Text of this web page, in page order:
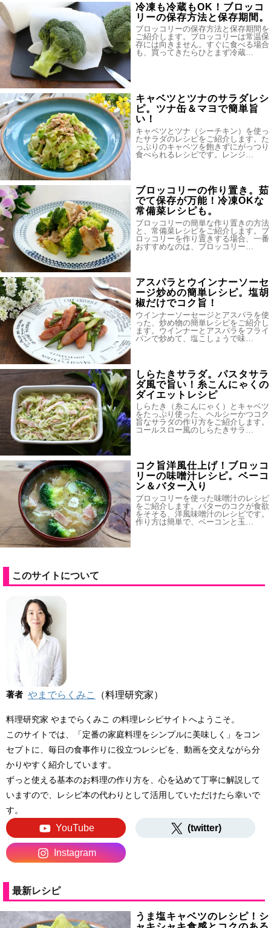
冷凍も冷蔵もOK！ブロッコ
リーの保存方法と保存期間。
ブロッコリーの保存方法と保存期間を
ご紹介します。ブロッコリーは常温保
存には向きません。すぐに食べる場合
も、買ってきたらひとまず冷蔵…
キャベツとツナのサラダレシ
ピ。ツナ缶＆マヨで簡単旨
い！
キャベツとツナ（シーチキン）を使っ
たサラダのレシピをご紹介します。た
っぷりのキャベツを飽きずにがっつり
食べられるレシピです。レンジ…
ブロッコリーの作り置き。茹
でて保存が万能！冷凍OKな
常備菜レシピも。
ブロッコリーの簡単な作り置きの方法
と、常備菜レシピをご紹介します。ブ
ロッコリーを作り置きする場合、一番
おすすめなのは、ブロッコリー…
アスパラとウインナーソーセ
ージ炒めの簡単レシピ。塩胡
椒だけでコク旨！
ウインナーソーセージとアスパラを使
った、炒め物の簡単レシピをご紹介し
ます。ウインナーとアスパラをフライ
パンで炒めて、塩こしょうで味…
しらたきサラダ。パスタサラ
ダ風で旨い！糸こんにゃくの
ダイエットレシピ
しらたき（糸こんにゃく）とキャベツ
をたっぷり使った、ヘルシーかつコク
旨なサラダの作り方をご紹介します。
コールスロー風のしらたきサラ…
コク旨洋風仕上げ！ブロッコ
リーの味噌汁レシピ。ベーコ
ン＆バター入り
ブロッコリーを使った味噌汁のレシピ
をご紹介します。バターのコクが食欲
をそそる、洋風味噌汁のレシピです。
作り方は簡単で、ベーコンと玉…
このサイトについて
著者 やまでらくみこ （料理研究家）
料理研究家 やまでらくみこ の料理レシピサイトへようこそ。
このサイトでは、「定番の家庭料理をシンプルに美味しく」をコン
セプトに、毎日の食事作りに役立つレシピを、動画を交えながら分
かりやすく紹介しています。
ずっと使える基本のお料理の作り方を、心を込めて丁寧に解説して
いますので、レシピ本の代わりとして活用していただけたら幸いで
す。
YouTube (twitter)
Instagram
最新レシピ
うま塩キャベツのレシピ！シ